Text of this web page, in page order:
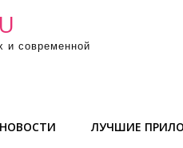
и современной
НОВОСТИ ЛУЧШИЕ